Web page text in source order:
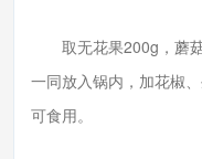
取无花果200g，蘑菇
一同放入锅内，加花椒
可食用。